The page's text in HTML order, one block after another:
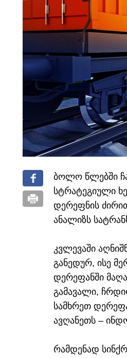
ბოლო წლებში
სტრატეგიული
დერეფნის
ანალიზს
კვლევაში
განედურ, ისე
დერეფანში
გამავალი,
სამხრეთ
ავღანეთს –
რამდენად